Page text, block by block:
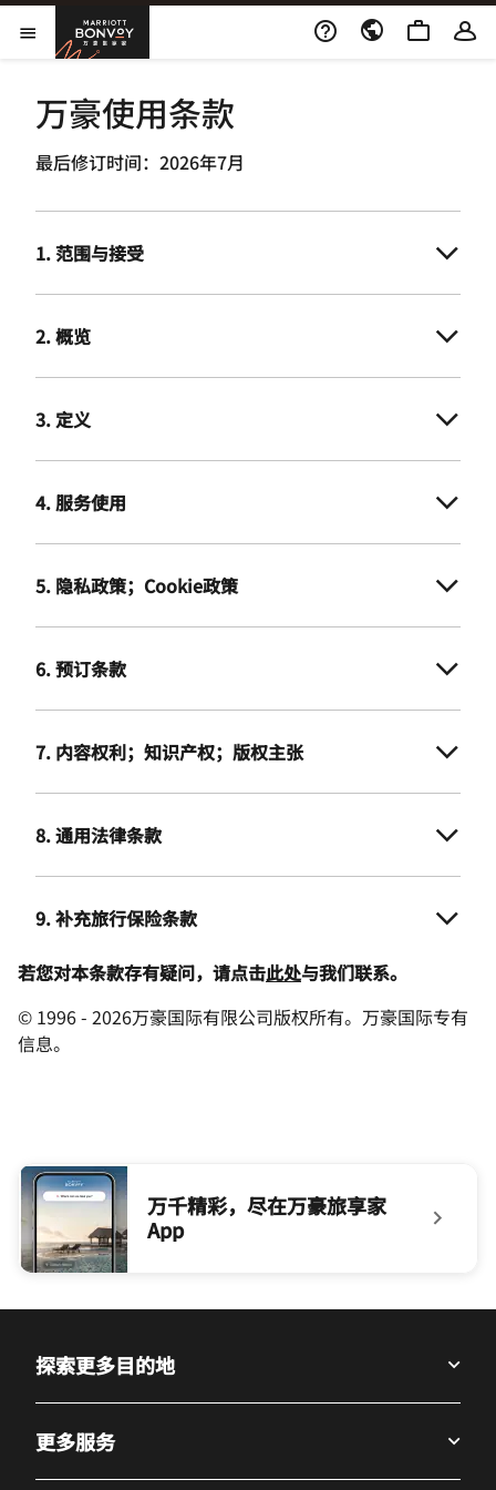
Skip to Content
打开菜单
Marriott Bonvoy 打开新窗口
万豪使用条款
最后修订时间：2026年7月
1. 范围与接受
2. 概览
3. 定义
4. 服务使用
5. 隐私政策；Cookie政策
6. 预订条款
7. 内容权利；知识产权；版权主张
8. 通用法律条款
9. 补充旅行保险条款
若您对本条款存有疑问，请点击此处与我们联系。
© 1996 - 2026万豪国际有限公司版权所有。万豪国际专有
信息。
万千精彩，尽在万豪旅享家
App
探索更多目的地
更多服务